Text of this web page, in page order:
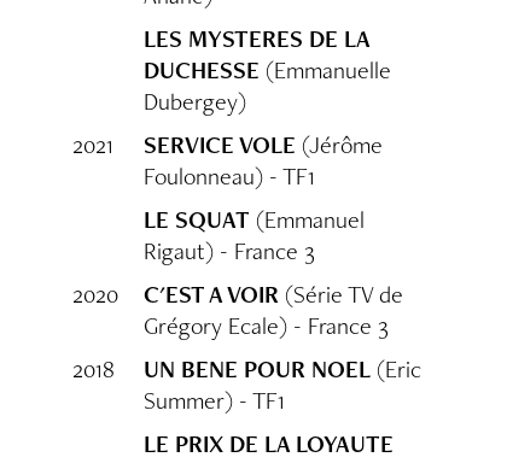
LES MYSTERES DE LA
DUCHESSE (Emmanuelle
Dubergey)
2021
SERVICE VOLE (Jérôme
Foulonneau) - TF1
LE SQUAT (Emmanuel
Rigaut) - France 3
2020
C'EST A VOIR (Série TV de
Grégory Ecale) - France 3
2018
UN BENE POUR NOEL (Eric
Summer) - TF1
LE PRIX DE LA LOYAUTE